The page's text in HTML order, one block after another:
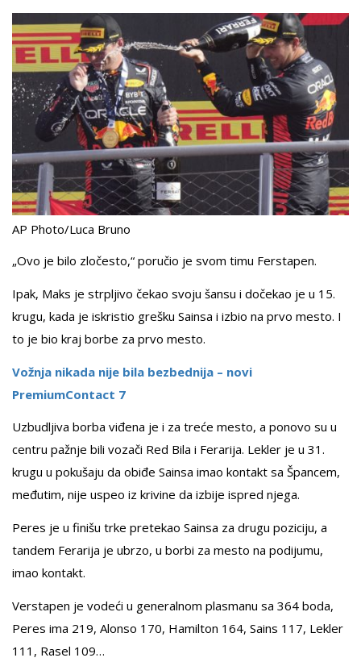
AP Photo/Luca Bruno
„Ovo je bilo zločesto,“ poručio je svom timu Ferstapen.
Ipak, Maks je strpljivo čekao svoju šansu i dočekao je u 15.
krugu, kada je iskristio grešku Sainsa i izbio na prvo mesto. I
to je bio kraj borbe za prvo mesto.
Vožnja nikada nije bila bezbednija – novi
PremiumContact 7
Uzbudljiva borba viđena je i za treće mesto, a ponovo su u
centru pažnje bili vozači Red Bila i Ferarija. Lekler je u 31.
krugu u pokušaju da obiđe Sainsa imao kontakt sa Špancem,
međutim, nije uspeo iz krivine da izbije ispred njega.
Peres je u finišu trke pretekao Sainsa za drugu poziciju, a
tandem Ferarija je ubrzo, u borbi za mesto na podijumu,
imao kontakt.
Verstapen je vodeći u generalnom plasmanu sa 364 boda,
Peres ima 219, Alonso 170, Hamilton 164, Sains 117, Lekler
111, Rasel 109…